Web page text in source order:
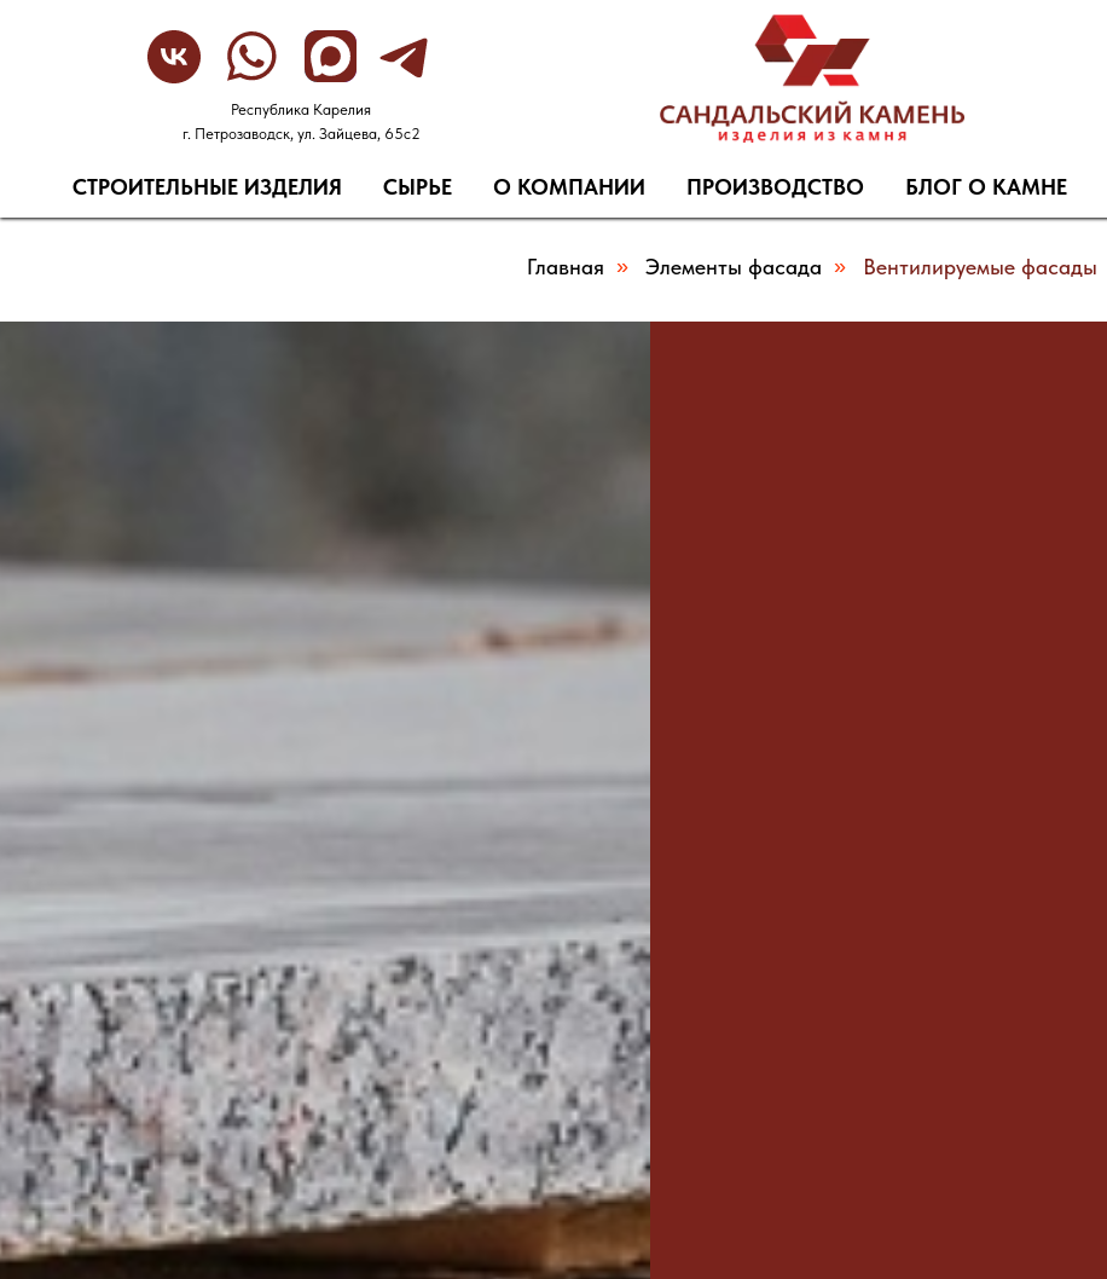
Республика Карелия
г. Петрозаводск, ул. Зайцева, 65с2
СТРОИТЕЛЬНЫЕ ИЗДЕЛИЯ СЫРЬЕ О КОМПАНИИ ПРОИЗВОДСТВО БЛОГ О КАМНЕ
Главная » Элементы фасада » Вентилируемые фасады